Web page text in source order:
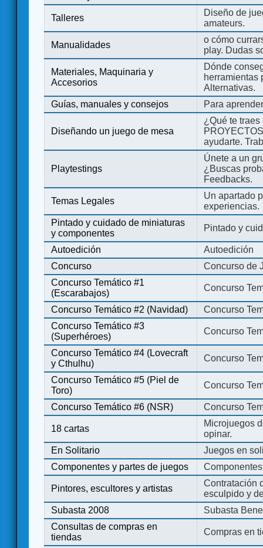
Talleres
Diseño de
amateurs.
Manualidades
o cómo
play. Dudas
Materiales, Maquinaria y
Accesorios
Dónde
herramientas
Alternativas.
Guías, manuales y consejos
Para
Diseñando un juego de mesa
¿Qué te
ayudarte.
Playtestings
Únete a un
¿Buscas
Feedbacks.
Temas Legales
Un apartado
experiencias.
Pintado y cuidado de miniaturas
y componentes
Pintado y
Autoedición
Autoedición
Concurso
Concurso de
Concurso Temático #1
(Escarabajos)
Concurso
Concurso Temático #2 (Navidad)
Concurso
Concurso Temático #3
(Superhéroes)
Concurso
Concurso Temático #4 (Lovecraft
y Cthulhu)
Concurso
Concurso Temático #5 (Piel de
Toro)
Concurso
Concurso Temático #6 (NSR) Concurso
18 cartas
Microjuegos
opinar.
En Solitario
Juegos en
Componentes y partes de juegos
Pintores, escultores y artistas
Contratación
esculpido y
Subasta 2008
Subasta
Consultas de compras en
tiendas
Compras en